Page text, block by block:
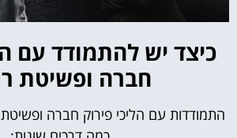
כיצד יש להתמודד עם
חברה ופשיטת
התמודדות עם הליכי פירוק חברה